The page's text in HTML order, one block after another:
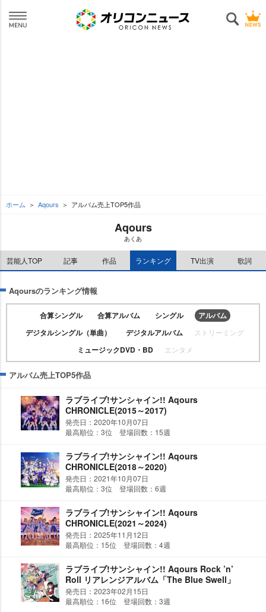
ホーム Aqours アルバム売上TOP5作品
Aqours
あくあ
芸能人TOP 記事 作品 ランキング TV出演 歌詞
Aqoursのランキング情報
合算シングル 合算アルバム シングル
アルバム
デジタルシングル（単曲）
デジタルアルバム ストリーミング
ミュージックDVD・BD エンタメ
アルバム売上TOP5作品
ラブライブ!サンシャイン!! Aqours
CHRONICLE(2015～2017)
発売日：2020年10月07日
最高順位：3位 登場回数：15週
ラブライブ!サンシャイン!! Aqours
CHRONICLE(2018～2020)
発売日：2021年10月07日
最高順位：3位 登場回数：6週
ラブライブ!サンシャイン!! Aqours
CHRONICLE(2021～2024)
発売日：2025年11月12日
最高順位：15位 登場回数：4週
ラブライブ!サンシャイン!! Aqours Rock ’n’
Roll リアレンジアルバム「The Blue Swell」
発売日：2023年02月15日
最高順位：16位 登場回数：3週